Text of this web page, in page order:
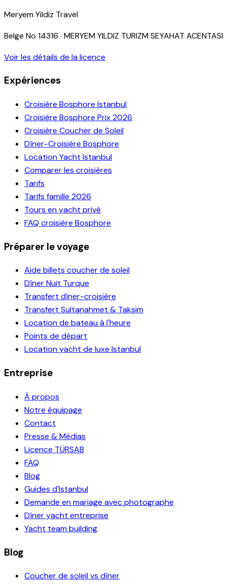
Meryem Yildiz Travel
Belge No 14316 · MERYEM YILDIZ TURIZM SEYAHAT ACENTASI
Voir les détails de la licence
Expériences
Croisière Bosphore Istanbul
Croisière Bosphore Prix 2026
Croisière Coucher de Soleil
Dîner-Croisière Bosphore
Location Yacht Istanbul
Comparer les croisières
Tarifs
Tarifs famille 2026
Tours en yacht privé
FAQ croisière Bosphore
Préparer le voyage
Aide billets coucher de soleil
Dîner Nuit Turque
Transfert dîner-croisière
Transfert Sultanahmet & Taksim
Location de bateau à l'heure
Points de départ
Location yacht de luxe Istanbul
Entreprise
À propos
Notre équipage
Contact
Presse & Médias
Licence TÜRSAB
FAQ
Blog
Guides d'Istanbul
Demande en mariage avec photographe
Dîner yacht entreprise
Yacht team building
Blog
Coucher de soleil vs dîner